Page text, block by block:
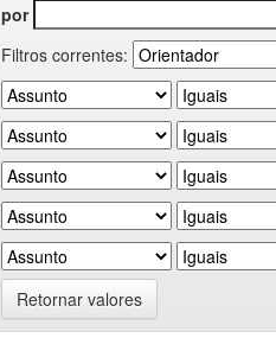
por
Filtros correntes:
Retornar valores